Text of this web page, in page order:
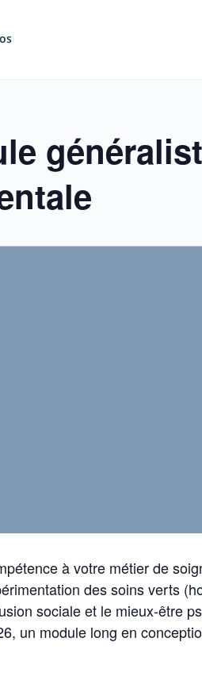
à votre métier de
des soins verts
sociale et le mieux-être
un module long en